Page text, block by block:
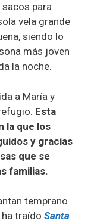
sacos para
vela grande
siendo lo
más joven
la noche.
a María y
Esta
la que los
y gracias
que se
familias.
temprano
traído Santa